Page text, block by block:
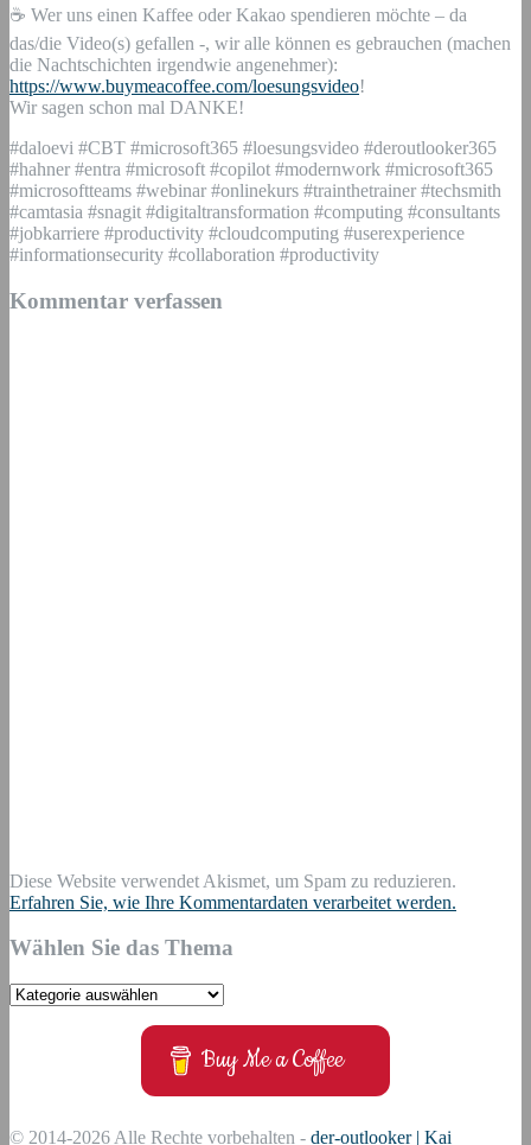
☕ Wer uns einen Kaffee oder Kakao spendieren möchte – da
das/die Video(s) gefallen -, wir alle können es gebrauchen (machen
die Nachtschichten irgendwie angenehmer):
https://www.buymeacoffee.com/loesungsvideo!
Wir sagen schon mal DANKE!
#daloevi #CBT #microsoft365 #loesungsvideo #deroutlooker365
#hahner #entra #microsoft #copilot #modernwork #microsoft365
#microsoftteams #webinar #onlinekurs #trainthetrainer #techsmith
#camtasia #snagit #digitaltransformation #computing #consultants
#jobkarriere #productivity #cloudcomputing #userexperience
#informationsecurity #collaboration #productivity
Kommentar verfassen
Diese Website verwendet Akismet, um Spam zu reduzieren.
Erfahren Sie, wie Ihre Kommentardaten verarbeitet werden.
Wählen Sie das Thema
Wählen
Buy Me a Coffee
© 2014-2026 Alle Rechte vorbehalten - der-outlooker | Kai